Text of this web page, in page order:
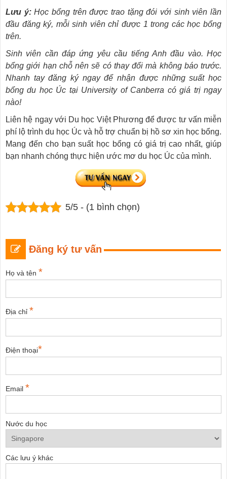
Lưu ý:Học bổng trên được trao tặng đói với sinh viên lần
đầu đăng ký, mỗi sinh viên chỉ được 1 trong các học bổng
trên.
Sinh viên cần đáp ứng yêu cầu tiếng Anh đầu vào. Học
bổng giới hạn chỗ nên sẽ có thay đổi mà không báo trước.
Nhanh tay đăng ký ngay để nhận được những suất học
bổng du học Úc tại University of Canberra có giá trị ngay
nào!
Liên hệ ngay với Du học Việt Phương để được tư vấn miễn
phí lộ trình du học Úc và hỗ trợ chuẩn bị hồ sơ xin học bổng.
Mang đến cho bạn suất học bổng có giá trị cao nhất, giúp
bạn nhanh chóng thực hiện ước mơ du học Úc của mình.
5/5 - (1 bình chọn)
Đăng ký tư vấn
Họ và tên *
Địa chỉ *
Điện thoại*
Email *
Nước du học
Các lưu ý khác